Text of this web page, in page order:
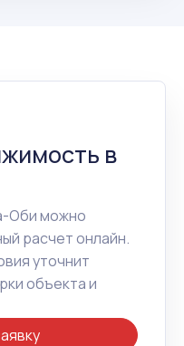
в
Оби можно
расчет онлайн.
уточнит
объекта и